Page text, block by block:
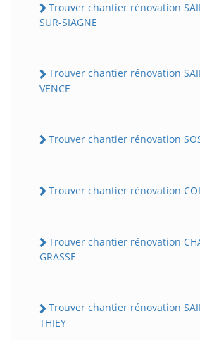
Trouver chantier rénovation
SUR-SIAGNE
Trouver chantier rénovation
VENCE
Trouver chantier rénovation
Trouver chantier rénovation
Trouver chantier rénovation
GRASSE
Trouver chantier rénovation
THIEY